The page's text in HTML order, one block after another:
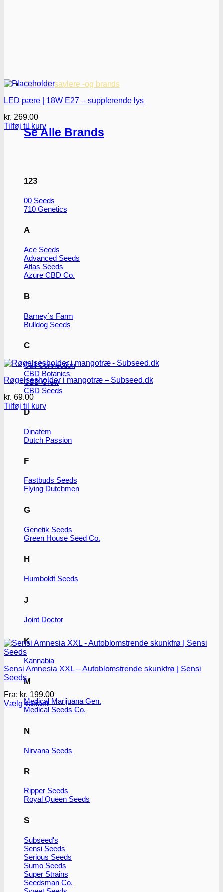
Cannabisavlere -og brands
Se Alle Brands
123
00 Seeds
710 Genetics
A
Ace Seeds
Advanced Seeds
Atlas Seeds
Azure CBD Co.
B
Barney´s Farm
Bulldog Seeds
C
Cali Connection
CBD Botanics
CBD Crew
CBD Seeds
D
Dinafem
Dutch Passion
F
Fastbuds Seeds
Flying Dutchmen
G
Genetik Seeds
Green House Seed Co.
H
Humboldt Seeds
J
Joint Doctor
K
Kannabia
M
Medical Marijuana Gen.
Medical Seeds Co.
N
Nirvana Seeds
R
Ripper Seeds
Royal Queen Seeds
S
Subseed's
Sensi Seeds
Serious Seeds
Sumo Seeds
Super Strains
Seedsman Co.
LED pære | 18W E27 – supplerende lys
kr. 269.00
Tilføj til kurv
Røgelsesholder i mangotræ – Subseed.dk
kr. 69.00
Tilføj til kurv
Sensi Amnesia XXL – Autoblomstrende skunkfrø | Sensi
Seeds
Fra: kr. 199.00
Vælg variant
varianter.
Mulighederne
vælges
varesiden